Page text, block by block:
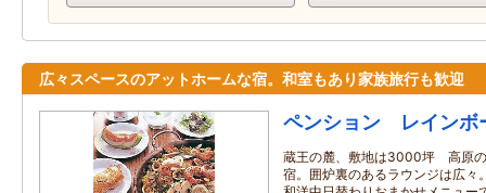
広々スペースのアットホームな宿。和室もあり家族旅行も歓迎
ペンション レインボ
蔵王の麓、敷地は3000坪 高原
宿。囲炉裏のあるラウンジは広々